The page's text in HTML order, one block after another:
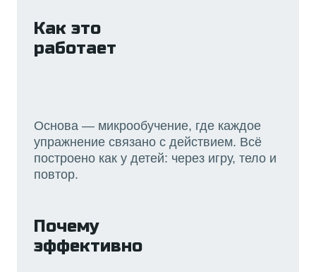
Как это
работает
Основа — микрообучение, где каждое
упражнение связано с действием. Всё
построено как у детей: через игру, тело и
повтор.
Почему
эффективно